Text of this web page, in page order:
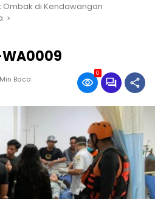
Ombak di Kendawangan
Baca
0